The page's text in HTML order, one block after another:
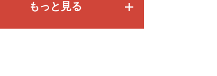
もっと見る